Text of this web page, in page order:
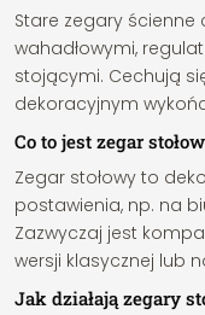
Stare zegary
wahadłowymi,
stojącymi. Cechują
dekoracyjnym
Co to jest zegar
Zegar stołowy to
postawienia, np. na
Zazwyczaj jest
wersji klasycznej lub
Jak działają zegary